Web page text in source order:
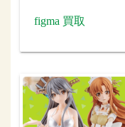
figma 買取